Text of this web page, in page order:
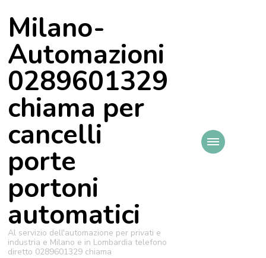
Milano-
Automazioni
0289601329
chiama per
cancelli
porte
portoni
automatici
Al servizio dell'automazione per privati e
industria e Milano e in Lombardia telefono
diretto 0289601329 chiama